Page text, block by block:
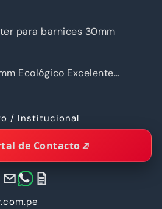
para barnices 30mm
Ecológico Excelente
/ Institucional
de Contacto